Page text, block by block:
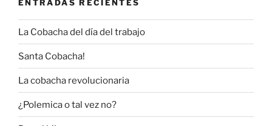
ENTRADAS RECIENTES
La Cobacha del día del trabajo
Santa Cobacha!
La cobacha revolucionaria
¿Polemica o tal vez no?